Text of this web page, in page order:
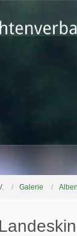
Galerie